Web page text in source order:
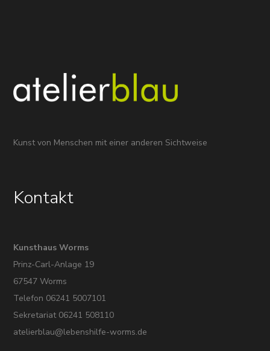
Kunst von Menschen mit einer anderen Sichtweise
Kontakt
Kunsthaus Worms
Prinz-Carl-Anlage 19
67547 Worms
Telefon 06241 5007101
Sekretariat 06241 508110
atelierblau@lebenshilfe-worms.de